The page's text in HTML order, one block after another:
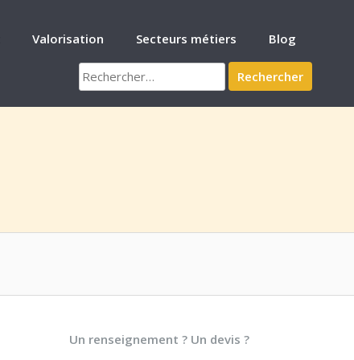
Valorisation Secteurs métiers Blog
Rechercher :
Un renseignement ? Un devis ?